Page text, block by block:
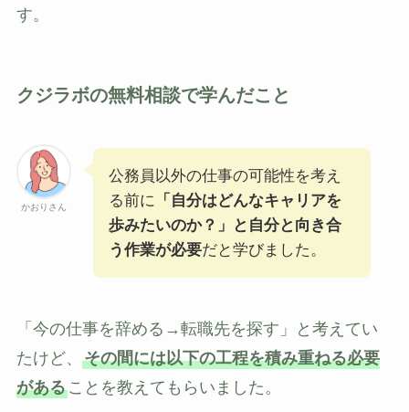
す。
クジラボの無料相談で学んだこと
かおりさん
公務員以外の仕事の可能性を考え
る前に
「自分はどんなキャリアを
歩みたいのか？」と自分と向き合
う作業が必要だと学びました。
「今の仕事を辞める→転職先を探す」と考えてい
たけど、 その間には以下の工程を積み重ねる必要
があることを教えてもらいました。